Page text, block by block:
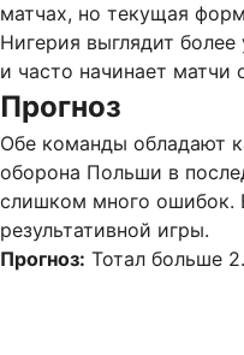
матчах, но текущая
Нигерия выглядит более
и часто начинает матчи
Прогноз
Обе команды обладают
оборона Польши в
слишком много ошибок.
результативной игры.
Прогноз: Тотал больше